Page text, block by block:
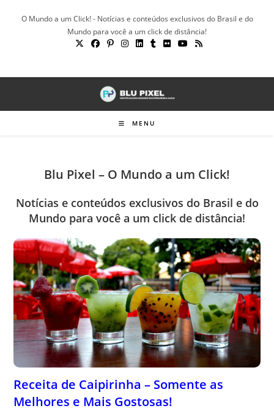
O Mundo a um Click! - Notícias e conteúdos exclusivos do Brasil e do
Mundo para você a um click de distância!
MENU
Blu Pixel – O Mundo a um Click!
Notícias e conteúdos exclusivos do Brasil e do
Mundo para você a um click de distância!
Receita de Caipirinha – Somente as
Melhores e Mais Gostosas!